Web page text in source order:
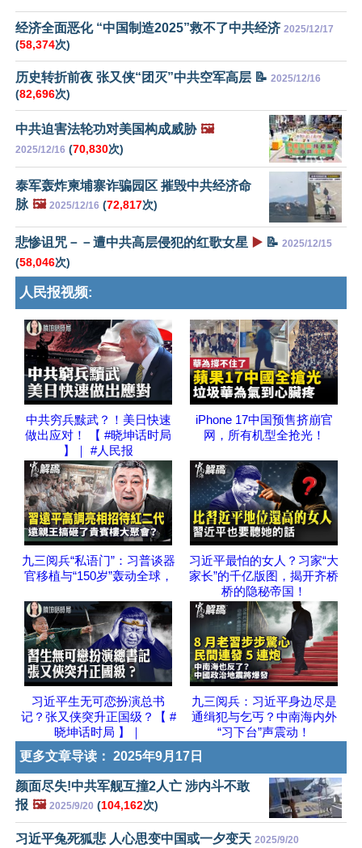
经济全面恶化 “中国制造2025”救不了中共经济 2025/12/17
(58,374次)
历史转折前夜 张又侠“团灭”中共空军高层 📝 2025/12/16
(82,696次)
中共迫害法轮功对美国构成威胁 🖼️
2025/12/16 (70,830次)
泰军轰炸柬埔寨诈骗园区 摧毁中共经济命
脉 🖼️ 2025/12/16 (72,817次)
悲惨诅咒－－遭中共高层侵犯的红歌女星 ▶️ 📝 2025/12/15
(58,046次)
人民报视频:
中共穷兵黩武？！美日快速
做出应对！ 【 #晓坤话时局
】｜ #人民报
iPhone 17中国预售挤崩官
网，所有机型全抢光！
九三阅兵“私语门”：习普谈器
官移植与“150岁”轰动全球，
习近平最怕的女人？习家“大
家长”的千亿版图，揭开齐桥
桥的隐秘帝国！
习近平生无可恋扮演总书
记？张又侠突升正国级？【 #
晓坤话时局 】｜
九三阅兵：习近平身边尽是
通缉犯与乞丐？中南海内外
“习下台”声震动！
更多文章导读： 2025年9月17日
颜面尽失!中共军舰互撞2人亡 涉内斗不敢
报 🖼️ 2025/9/20 (104,162次)
习近平兔死狐悲 人心思变中国或一夕变天 2025/9/20